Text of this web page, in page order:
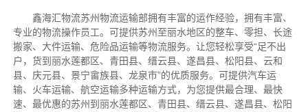
鑫海汇物流苏州物流运输部拥有丰富的运作经验，拥有丰富、
专业的物流操作员工。可提供苏州至丽水地区的整车、零担、长途
搬家、大件运输、危险品运输等物流服务。让您轻松享受“足不出
户，货到丽水莲都区、青田县、缙云县、遂昌县、松阳县、云和
县、庆元县、景宁畲族县、龙泉市”的优质服务。可提供汽车运
输、火车运输、航空运输多种运输方式，为您提供最合理、最快
速、最优惠的苏州到丽水莲都区、青田县、缙云县、遂昌县、松阳